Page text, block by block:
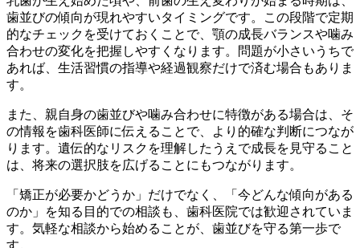
歯並びの傾向が現れやすいタイミングです。この段階で定期
的なチェックを受けておくことで、顎の成長バランスや噛み
合わせの変化を把握しやすくなります。問題が小さいうちで
あれば、生活習慣の指導や経過観察だけで済む場合もありま
す。
また、親自身の歯並びや噛み合わせに特徴がある場合は、そ
の情報を歯科医師に伝えることで、より的確な判断につなが
ります。遺伝的なリスクを理解したうえで成長を見守ること
は、将来の選択肢を広げることにもつながります。
「矯正が必要かどうか」だけでなく、「今どんな傾向がある
のか」を知る目的での相談も、歯科医院では歓迎されていま
す。気軽な相談から始めることが、歯並びを守る第一歩で
す。